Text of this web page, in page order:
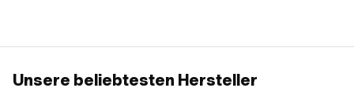
Unsere beliebtesten Hersteller